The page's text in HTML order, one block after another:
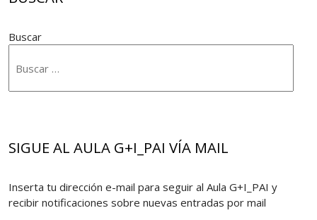
Buscar
SIGUE AL AULA G+I_PAI VÍA MAIL
Inserta tu dirección e-mail para seguir al Aula G+I_PAI y
recibir notificaciones sobre nuevas entradas por mail